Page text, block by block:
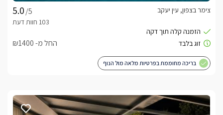
/5
צימר בצפון, עין יעקב
החל מ- ₪1400
בריכה מחוממת בפרטיות מלאה מול הנוף